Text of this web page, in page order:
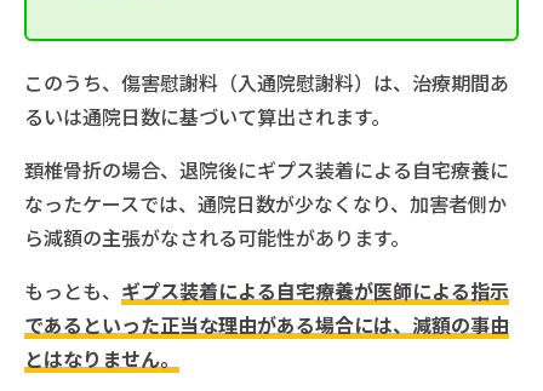
このうち、傷害慰謝料（入通院慰謝料）は、治療期間あ
るいは通院日数に基づいて算出されます。
頚椎骨折の場合、退院後にギプス装着による自宅療養に
なったケースでは、通院日数が少なくなり、加害者側か
ら減額の主張がなされる可能性があります。
もっとも、 ギプス装着による自宅療養が医師による指示
であるといった正当な理由がある場合には、減額の事由
とはなりません。